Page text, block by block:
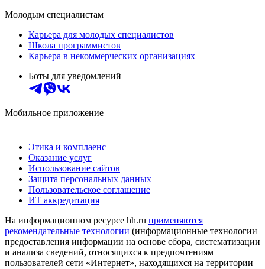
Молодым специалистам
Карьера для молодых специалистов
Школа программистов
Карьера в некоммерческих организациях
Боты для уведомлений
Мобильное приложение
Этика и комплаенс
Оказание услуг
Использование сайтов
Защита персональных данных
Пользовательское соглашение
ИТ аккредитация
На информационном ресурсе hh.ru применяются
рекомендательные технологии (информационные технологии
предоставления информации на основе сбора, систематизации
и анализа сведений, относящихся к предпочтениям
пользователей сети «Интернет», находящихся на территории